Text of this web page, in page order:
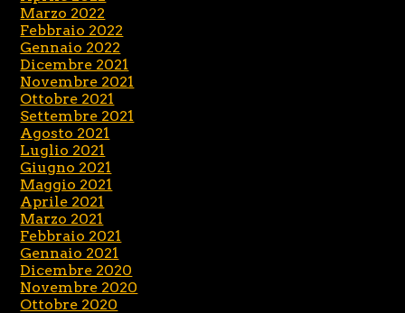
Marzo 2022
Febbraio 2022
Gennaio 2022
Dicembre 2021
Novembre 2021
Ottobre 2021
Settembre 2021
Agosto 2021
Luglio 2021
Giugno 2021
Maggio 2021
Aprile 2021
Marzo 2021
Febbraio 2021
Gennaio 2021
Dicembre 2020
Novembre 2020
Ottobre 2020